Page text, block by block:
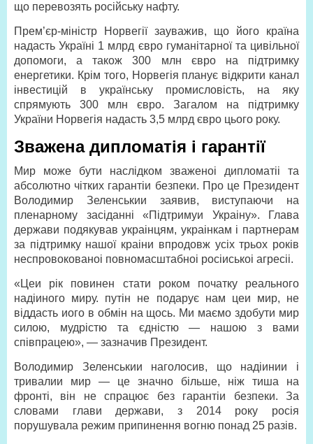
що перевозять російську нафту.
Прем’єр-міністр Норвегії зауважив, що його країна
надасть Україні 1 млрд євро гуманітарної та цивільної
допомоги, а також 300 млн євро на підтримку
енергетики. Крім того, Норвегія планує відкрити канал
інвестицій в українську промисловість, на яку
спрямують 300 млн євро. Загалом на підтримку
України Норвегія надасть 3,5 млрд євро цього року.
Зважена дипломатія і гарантії
Мир може бути наслідком зваженоі дипломатіі та
абсолютно чітких гарантіи безпеки. Про це Президент
Володимир Зеленськии заявив, виступаючи на
пленарному засіданні «Підтримуи Украіну». Глава
держави подякував украінцям, украінкам і партнерам
за підтримку нашої краіни впродовж усіх трьох років
неспровокованоі повномасштабноі росіиськоі агресіі.
«Цеи рік повинен стати роком початку реального
надіиного миру. путін не подарує нам цеи мир, не
віддасть иого в обмін на щось. Ми маємо здобути мир
силою, мудрістю та єдністю — нашою з вами
співпрацею», — зазначив Президент.
Володимир Зеленськии наголосив, що надіинии і
тривалии мир — це значно більше, ніж тиша на
фронті, він не спрацює без гарантіи безпеки. За
словами глави держави, з 2014 року росія
порушувала режим припинення вогню понад 25 разів.